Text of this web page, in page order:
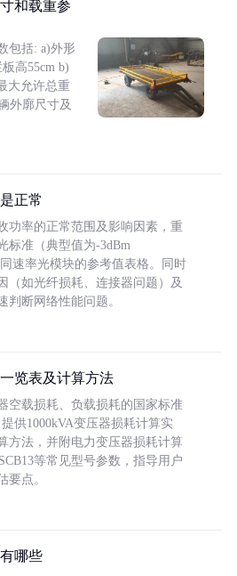
和载重参
包括: a)外形
高55cm b)
大允许总重
外廓尺寸及
正常
功率的正常范围及影响因素，重
标准（典型值为-3dBm
速率光模块的参考值表格。同时
（如光纤损耗、连接器问题）及
判断网络性能问题。
览表及计算方法
空载损耗、负载损耗的国家标准
提供1000kVA变压器损耗计算实
方法，并附电力变压器损耗计算
等常见型号参数，指导用户
要点。
哪些